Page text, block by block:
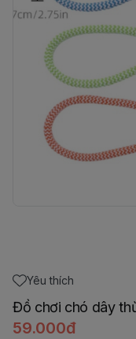
Yêu thích
Đồ chơi chó dây
59.000đ